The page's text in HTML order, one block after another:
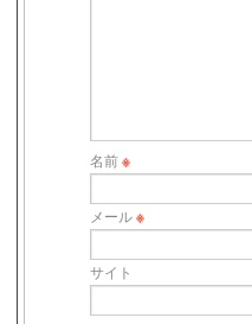
名前※
メール※
サイト